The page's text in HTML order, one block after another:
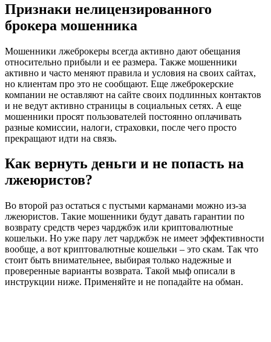
Признаки нелицензированного
брокера мошенника
Мошенники лжеброкеры всегда активно дают обещания
относительно прибыли и ее размера. Также мошенники
активно и часто меняют правила и условия на своих сайтах,
но клиентам про это не сообщают. Еще лжеброкерские
компании не оставляют на сайте своих подлинных контактов
и не ведут активно страницы в социальных сетях. А еще
мошенники просят пользователей постоянно оплачивать
разные комиссии, налоги, страховки, после чего просто
прекращают идти на связь.
Как вернуть деньги и не попасть на
лжеюристов?
Во второй раз остаться с пустыми карманами можно из-за
лжеюристов. Такие мошенники будут давать гарантии по
возврату средств через чарджбэк или криптовалютные
кошельки. Но уже пару лет чарджбэк не имеет эффективности
вообще, а вот криптовалютные кошельки – это скам. Так что
стоит быть внимательнее, выбирая только надежные и
проверенные варианты возврата. Такой мыф описали в
инструкции ниже. Применяйте и не попадайте на обман.